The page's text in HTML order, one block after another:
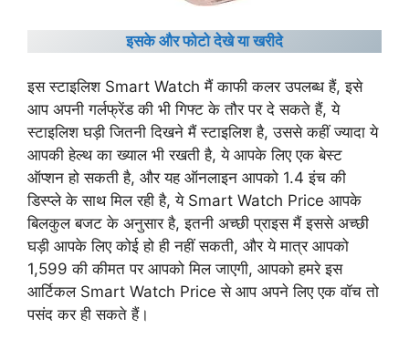
इसके और फोटो देखे या खरीदे
इस स्टाइलिश Smart Watch मैं काफी कलर उपलब्ध हैं, इसे
आप अपनी गर्लफ्रेंड की भी गिफ्ट के तौर पर दे सकते हैं, ये
स्टाइलिश घड़ी जितनी दिखने मैं स्टाइलिश है, उससे कहीं ज्यादा ये
आपकी हेल्थ का ख्याल भी रखती है, ये आपके लिए एक बेस्ट
ऑप्शन हो सकती है, और यह ऑनलाइन आपको 1.4 इंच की
डिस्प्ले के साथ मिल रही है, ये Smart Watch Price आपके
बिलकुल बजट के अनुसार है, इतनी अच्छी प्राइस मैं इससे अच्छी
घड़ी आपके लिए कोई हो ही नहीं सकती, और ये मात्र आपको
1,599 की कीमत पर आपको मिल जाएगी, आपको हमरे इस
आर्टिकल Smart Watch Price से आप अपने लिए एक वॉच तो
पसंद कर ही सकते हैं।